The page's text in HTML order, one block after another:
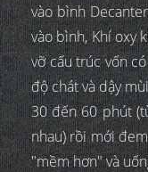
vào bình
vào bình, Khí oxy
vỡ cấu trúc vốn
độ chát và dậy
30 đến 60 phút
nhau) rồi mới
"mềm hơn" và